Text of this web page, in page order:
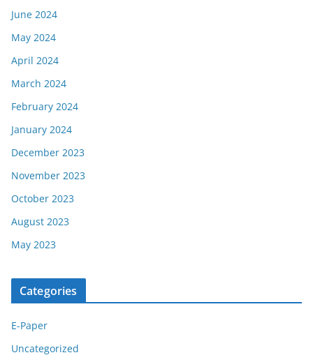
June 2024
May 2024
April 2024
March 2024
February 2024
January 2024
December 2023
November 2023
October 2023
August 2023
May 2023
Categories
E-Paper
Uncategorized